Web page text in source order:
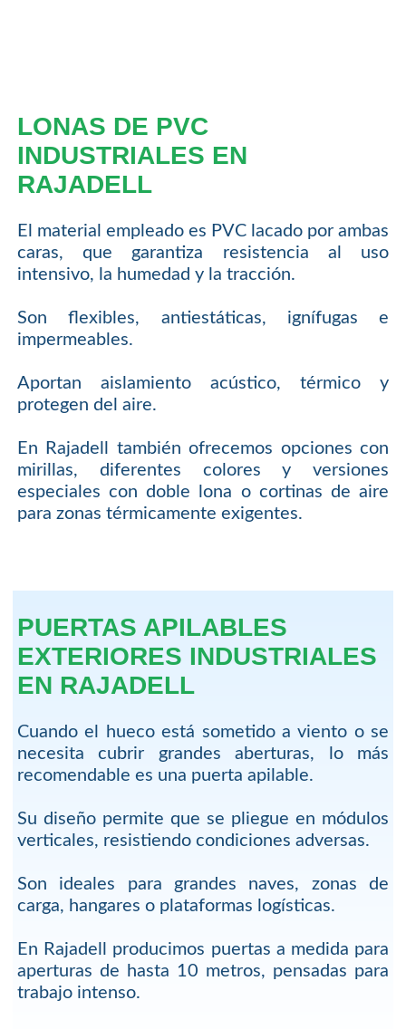
LONAS DE PVC
INDUSTRIALES EN
RAJADELL
El material empleado es PVC lacado por ambas
caras, que garantiza resistencia al uso
intensivo, la humedad y la tracción.
Son flexibles, antiestáticas, ignífugas e
impermeables.
Aportan aislamiento acústico, térmico y
protegen del aire.
En Rajadell también ofrecemos opciones con
mirillas, diferentes colores y versiones
especiales con doble lona o cortinas de aire
para zonas térmicamente exigentes.
PUERTAS APILABLES
EXTERIORES INDUSTRIALES
EN RAJADELL
Cuando el hueco está sometido a viento o se
necesita cubrir grandes aberturas, lo más
recomendable es una puerta apilable.
Su diseño permite que se pliegue en módulos
verticales, resistiendo condiciones adversas.
Son ideales para grandes naves, zonas de
carga, hangares o plataformas logísticas.
En Rajadell producimos puertas a medida para
aperturas de hasta 10 metros, pensadas para
trabajo intenso.